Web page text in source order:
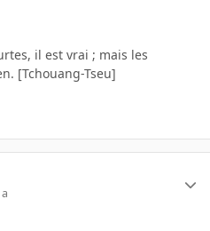
il est vrai ; mais les
[Tchouang-Tseu]